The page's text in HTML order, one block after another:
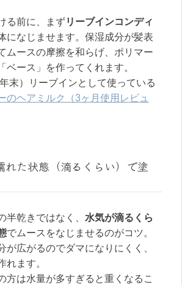
る前に、まずリーブインコンディ
になじませます。保湿成分が髪表
ムースの摩擦を和らげ、ポリマー
ベース」を作ってくれます。
末）リーブインとして使っている
のヘアミルク（3ヶ月使用レビュ
た状態（滴るくらい）で塗
半乾きではなく、 水気が滴るくら
でムースをなじませるのがコツ。
が広がるのでダマになりにくく、
れます。
方は水量が多すぎると重くなるこ